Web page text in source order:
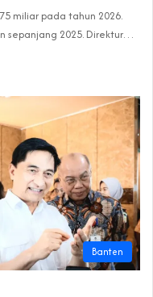
miliar pada tahun 2026.
sepanjang 2025. Direktur…
Banten